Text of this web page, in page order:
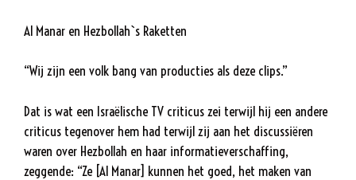
Al Manar en Hezbollah`s Raketten
“Wij zijn een volk bang van producties als deze clips.”
Dat is wat een Israëlische TV criticus zei terwijl hij een andere
criticus tegenover hem had terwijl zij aan het discussiëren
waren over Hezbollah en haar informatieverschaffing,
zeggende: “Ze [Al Manar] kunnen het goed, het maken van